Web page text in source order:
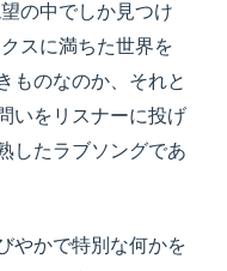
の中でしか見つけ
スに満ちた世界を
ものなのか、それと
いをリスナーに投げ
したラブソングであ
やかで特別な何かを